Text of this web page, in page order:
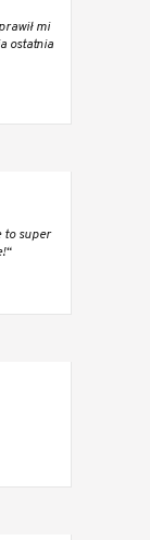
mi
ostatnia
to super